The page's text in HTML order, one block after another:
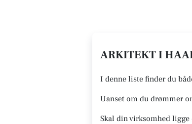
ARKITEKT I
I denne liste finder du
Uanset om du drømmer
Skal din virksomhed ligge